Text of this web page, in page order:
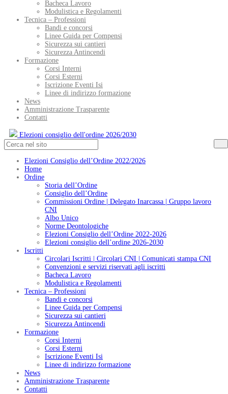
Bacheca Lavoro
Modulistica e Regolamenti
Tecnica – Professioni
Bandi e concorsi
Linee Guida per Compensi
Sicurezza sui cantieri
Sicurezza Antincendi
Formazione
Corsi Interni
Corsi Esterni
Iscrizione Eventi Isi
Linee di indirizzo formazione
News
Amministrazione Trasparente
Contatti
Elezioni consiglio dell'ordine 2026/2030
Elezioni Consiglio dell’Ordine 2022/2026
Home
Ordine
Storia dell’Ordine
Consiglio dell’Ordine
Commissioni Ordine | Delegato Inarcassa | Gruppo lavoro
CNI
Albo Unico
Norme Deontologiche
Elezioni Consiglio dell’Ordine 2022-2026
Elezioni consiglio dell’ordine 2026-2030
Iscritti
Circolari Iscritti | Circolari CNI | Comunicati stampa CNI
Convenzioni e servizi riservati agli iscritti
Bacheca Lavoro
Modulistica e Regolamenti
Tecnica – Professioni
Bandi e concorsi
Linee Guida per Compensi
Sicurezza sui cantieri
Sicurezza Antincendi
Formazione
Corsi Interni
Corsi Esterni
Iscrizione Eventi Isi
Linee di indirizzo formazione
News
Amministrazione Trasparente
Contatti